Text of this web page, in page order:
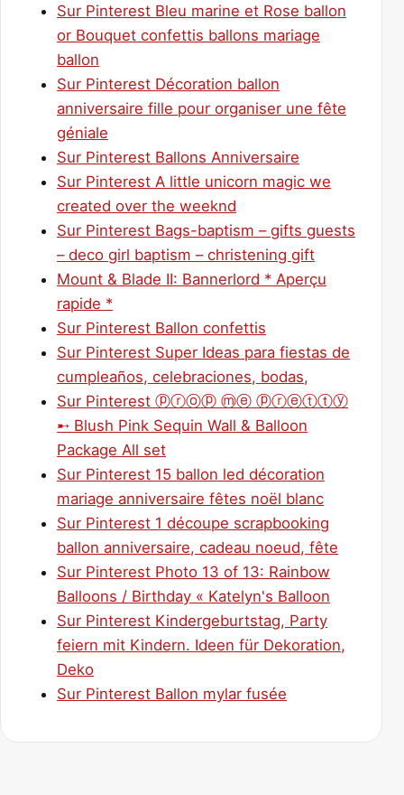
Sur Pinterest Bleu marine et Rose ballon
or Bouquet confettis ballons mariage
ballon
Sur Pinterest Décoration ballon
anniversaire fille pour organiser une fête
géniale
Sur Pinterest Ballons Anniversaire
Sur Pinterest A little unicorn magic we
created over the weeknd
Sur Pinterest Bags-baptism – gifts guests
– deco girl baptism – christening gift
Mount & Blade II: Bannerlord * Aperçu
rapide *
Sur Pinterest Ballon confettis
Sur Pinterest Super Ideas para fiestas de
cumpleaños, celebraciones, bodas,
Sur Pinterest ⓟⓡⓞⓟ ⓜⓔ ⓟⓡⓔⓣⓣⓨ
➸ Blush Pink Sequin Wall & Balloon
Package All set
Sur Pinterest 15 ballon led décoration
mariage anniversaire fêtes noël blanc
Sur Pinterest 1 découpe scrapbooking
ballon anniversaire, cadeau noeud, fête
Sur Pinterest Photo 13 of 13: Rainbow
Balloons / Birthday « Katelyn's Balloon
Sur Pinterest Kindergeburtstag, Party
feiern mit Kindern. Ideen für Dekoration,
Deko
Sur Pinterest Ballon mylar fusée